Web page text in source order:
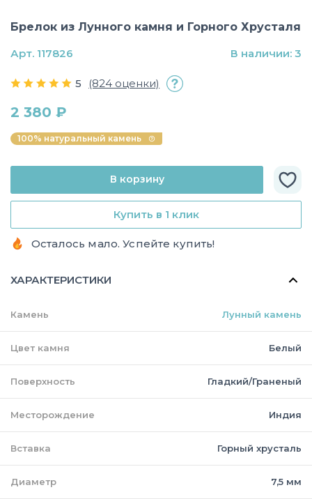
Брелок из Лунного камня и Горного Хрусталя
5 (824 оценки)
2 380 ₽
100% натуральный камень
Купить в 1 клик
В корзину
Осталось мало. Успейте купить!
Арт. 117826 В наличии: 3
ХАРАКТЕРИСТИКИ
Камень Лунный камень
Цвет камня Белый
Поверхность Гладкий/Граненый
Месторождение Индия
Вставка Горный хрусталь
Диаметр 7,5 мм